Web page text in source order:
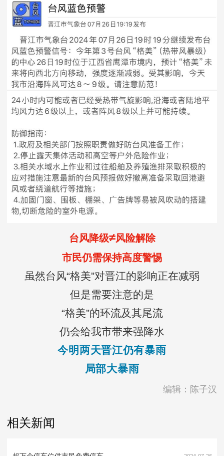
台风降级≠风险解除
市民仍需保持高度警惕
虽然台风“格美”对晋江的影响正在减弱
但是需要注意的是
“格美”的环流及其尾流
仍会给我市带来强降水
今明两天晋江仍有暴雨
局部大暴雨
编辑：陈子汉
相关新闻